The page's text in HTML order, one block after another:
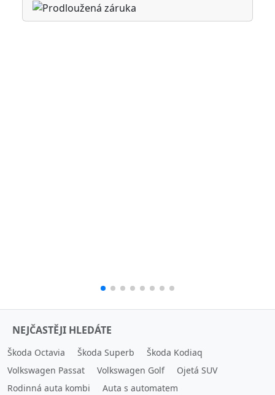
NEJČASTĚJI HLEDÁTE
Škoda Octavia Škoda Superb
Škoda Kodiaq
Volkswagen Passat
Volkswagen Golf
Ojetá SUV
Rodinná auta kombi
Auta s automatem